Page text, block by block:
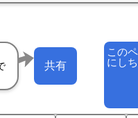
この
にし
共有